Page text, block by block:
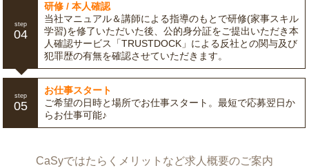
step
04
研修 / 本人確認
当社マニュアル＆講師による指導のもとで研修(家事スキル
学習)を修了いただいた後、公的身分証をご提出いただき本
人確認サービス「TRUSTDOCK」による反社との関与及び
犯罪歴の有無を確認させていただきます。
step
05
お仕事スタート
ご希望の日時と場所でお仕事スタート。最短で応募翌日か
らお仕事可能♪
CaSyではたらくメリットなど求人概要のご案内